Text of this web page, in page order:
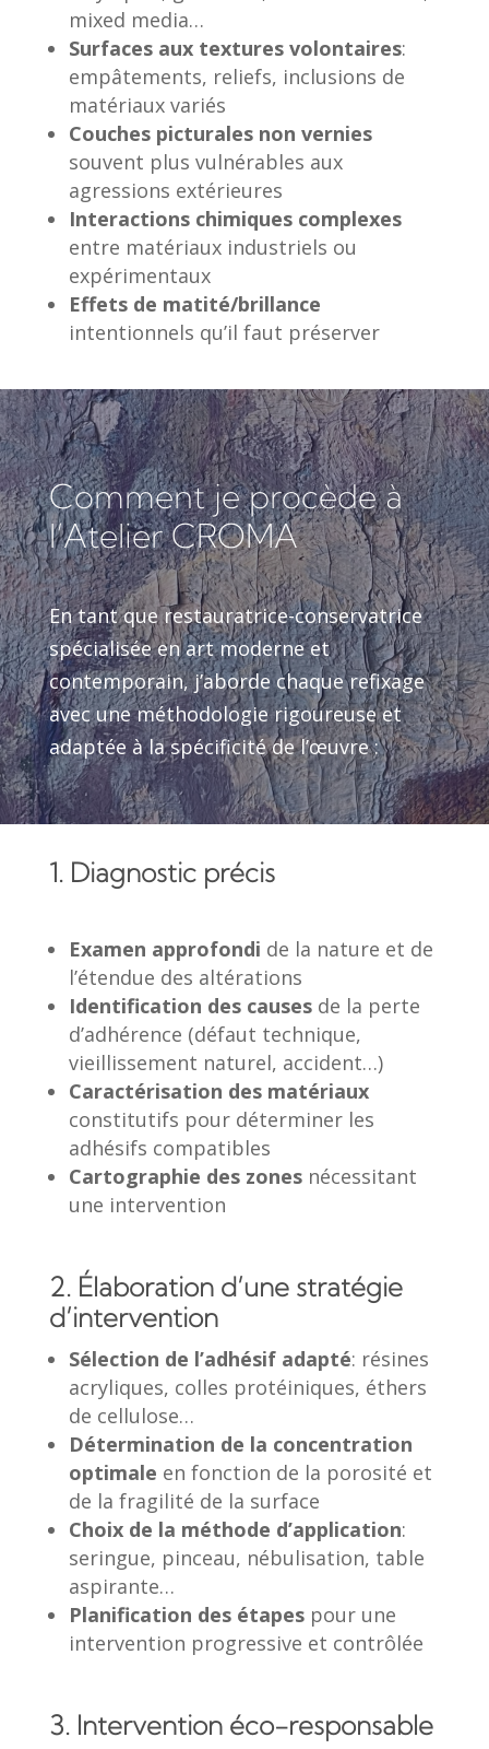
mixed media…
Surfaces aux textures volontaires:
empâtements, reliefs, inclusions de
matériaux variés
Couches picturales non vernies
souvent plus vulnérables aux
agressions extérieures
Interactions chimiques complexes
entre matériaux industriels ou
expérimentaux
Effets de matité/brillance
intentionnels qu’il faut préserver
Comment je procède à
l’Atelier CROMA
En tant que restauratrice-conservatrice
spécialisée en art moderne et
contemporain, j’aborde chaque refixage
avec une méthodologie rigoureuse et
adaptée à la spécificité de l’œuvre :
1. Diagnostic précis
Examen approfondi de la nature et de
l’étendue des altérations
Identification des causes de la perte
d’adhérence (défaut technique,
vieillissement naturel, accident…)
Caractérisation des matériaux
constitutifs pour déterminer les
adhésifs compatibles
Cartographie des zones nécessitant
une intervention
2. Élaboration d’une stratégie
d’intervention
Sélection de l’adhésif adapté: résines
acryliques, colles protéiniques, éthers
de cellulose…
Détermination de la concentration
optimale en fonction de la porosité et
de la fragilité de la surface
Choix de la méthode d’application:
seringue, pinceau, nébulisation, table
aspirante…
Planification des étapes pour une
intervention progressive et contrôlée
3. Intervention éco-responsable